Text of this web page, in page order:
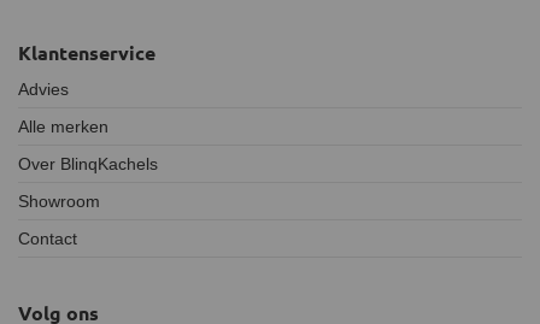
Klantenservice
Advies
Alle merken
Over BlinqKachels
Showroom
Contact
Volg ons